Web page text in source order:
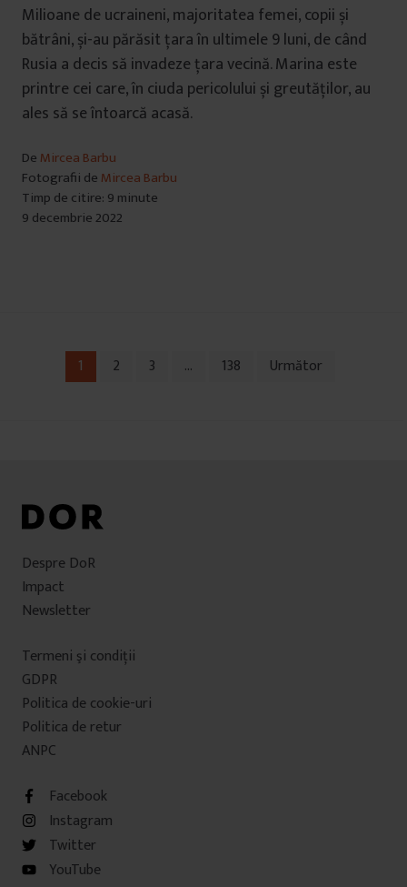
Milioane de ucraineni, majoritatea femei, copii și
bătrâni, și-au părăsit țara în ultimele 9 luni, de când
Rusia a decis să invadeze țara vecină. Marina este
printre cei care, în ciuda pericolului și greutăților, au
ales să se întoarcă acasă.
De Mircea Barbu
Fotografii de Mircea Barbu
Timp de citire: 9 minute
9 decembrie 2022
Navigare
1 2 3 … 138 Următor
Despre DoR
Impact
Newsletter
Termeni şi condiţii
GDPR
Politica de cookie-uri
Politica de retur
ANPC
Facebook
Instagram
Twitter
YouTube